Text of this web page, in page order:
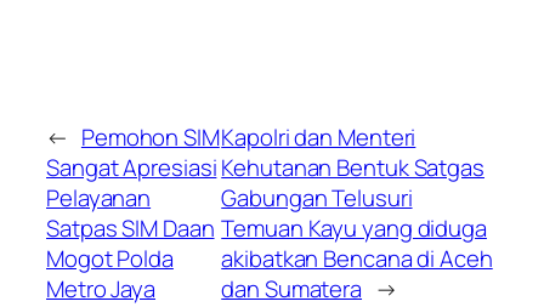
← Pemohon SIM
Sangat Apresiasi
Pelayanan
Satpas SIM Daan
Mogot Polda
Metro Jaya
Kapolri dan Menteri
Kehutanan Bentuk Satgas
Gabungan Telusuri
Temuan Kayu yang diduga
akibatkan Bencana di Aceh
dan Sumatera →